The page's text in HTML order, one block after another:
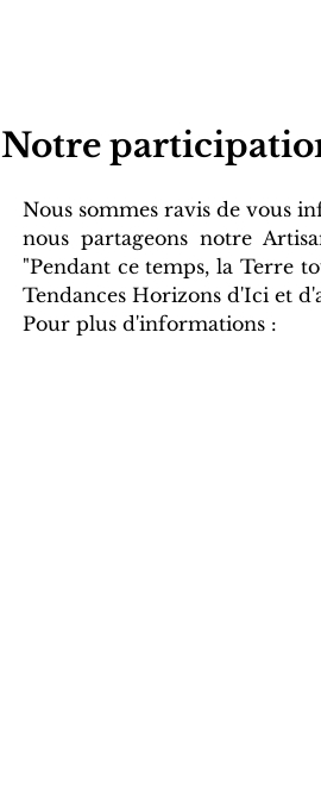
Notre
Nous sommes ravis de vous
nous partageons notre
"Pendant ce temps, la Terre
Tendances Horizons d'Ici et
Pour plus d'informations :